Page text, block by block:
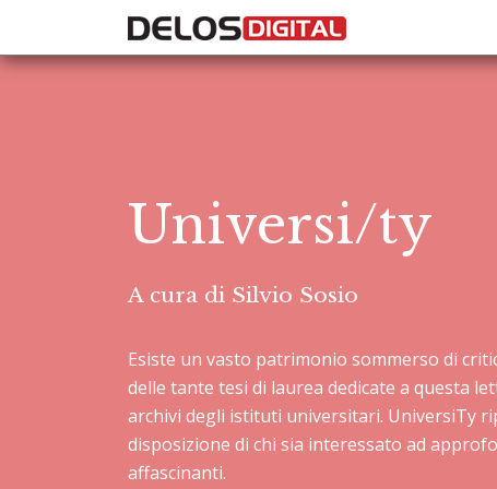
Universi/ty
A cura di Silvio Sosio
Esiste un vasto patrimonio sommerso di
delle tante tesi di laurea dedicate a questa
archivi degli istituti universitari. UniversiTy
disposizione di chi sia interessato ad
affascinanti.